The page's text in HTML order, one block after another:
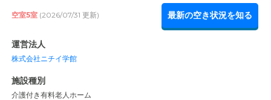
空室5室 (2026/07/31 更新) 最新の空き状況を知る
運営法人
株式会社ニチイ学館
施設種別
介護付き有料老人ホーム